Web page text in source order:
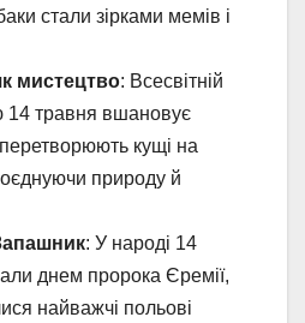
стали зірками мемів і
мистецтво: Всесвітній
14 травня вшановує
перетворюють кущі на
природу й
: У народі 14
днем пророка Єремії,
найважчі польові